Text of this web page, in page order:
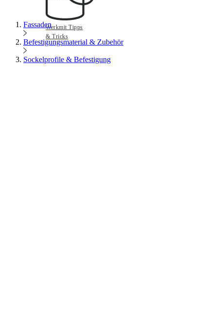
Werkmit Tipps
& Tricks
Fassaden
Befestigungsmaterial & Zubehör
Sockelprofile & Befestigung